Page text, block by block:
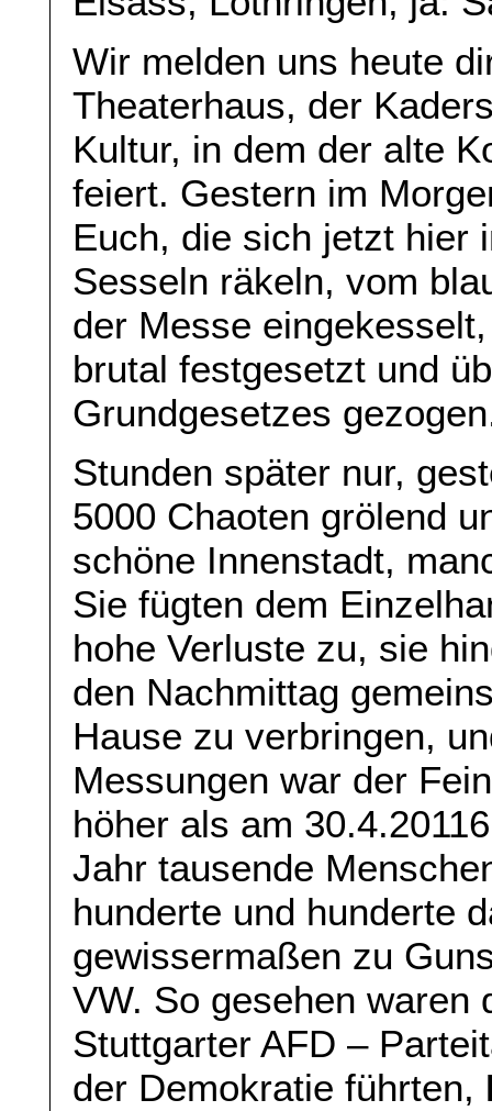
Wir melden uns heute
Theaterhaus, der
Kultur, in dem der alte
feiert. Gestern im
Euch, die sich jetzt hier
Sesseln räkeln, vom
der Messe
brutal festgesetzt und
Grundgesetzes
Stunden später nur,
5000 Chaoten grölend
schöne Innenstadt,
Sie fügten dem
hohe Verluste zu, sie
den Nachmittag
Hause zu verbringen,
Messungen war der
höher als am
Jahr tausende
hunderte und hunderte
gewissermaßen zu
VW. So gesehen waren
Stuttgarter AFD –
der Demokratie führten,